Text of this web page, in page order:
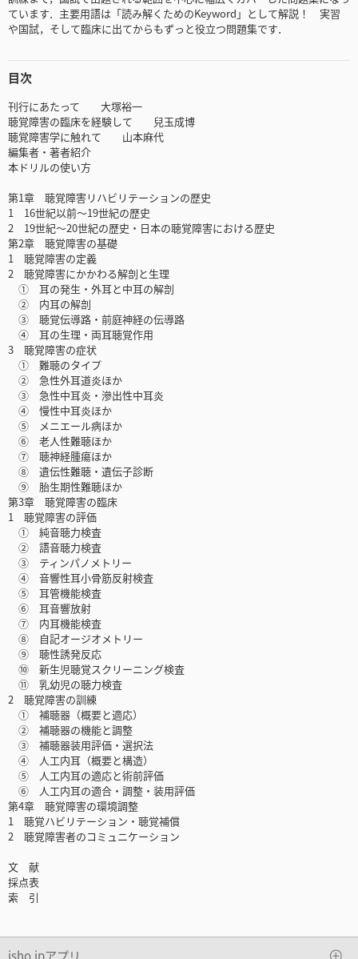
ています．主要用語は「読み解くためのKeyword」として解説！ 実習
や国試，そして臨床に出てからもずっと役立つ問題集です．
目次
刊行にあたって 大塚裕一
聴覚障害の臨床を経験して 兒玉成博
聴覚障害学に触れて 山本麻代
編集者・著者紹介
本ドリルの使い方
第1章 聴覚障害リハビリテーションの歴史
1 16世紀以前～19世紀の歴史
2 19世紀～20世紀の歴史・日本の聴覚障害における歴史
第2章 聴覚障害の基礎
1 聴覚障害の定義
2 聴覚障害にかかわる解剖と生理
① 耳の発生・外耳と中耳の解剖
② 内耳の解剖
③ 聴覚伝導路・前庭神経の伝導路
④ 耳の生理・両耳聴覚作用
3 聴覚障害の症状
① 難聴のタイプ
② 急性外耳道炎ほか
③ 急性中耳炎・滲出性中耳炎
④ 慢性中耳炎ほか
⑤ メニエール病ほか
⑥ 老人性難聴ほか
⑦ 聴神経腫瘍ほか
⑧ 遺伝性難聴・遺伝子診断
⑨ 胎生期性難聴ほか
第3章 聴覚障害の臨床
1 聴覚障害の評価
① 純音聴力検査
② 語音聴力検査
③ ティンパノメトリー
④ 音響性耳小骨筋反射検査
⑤ 耳管機能検査
⑥ 耳音響放射
⑦ 内耳機能検査
⑧ 自記オージオメトリー
⑨ 聴性誘発反応
⑩ 新生児聴覚スクリーニング検査
⑪ 乳幼児の聴力検査
2 聴覚障害の訓練
① 補聴器（概要と適応）
② 補聴器の機能と調整
③ 補聴器装用評価・選択法
④ 人工内耳（概要と構造）
⑤ 人工内耳の適応と術前評価
⑥ 人工内耳の適合・調整・装用評価
第4章 聴覚障害の環境調整
1 聴覚ハビリテーション・聴覚補償
2 聴覚障害者のコミュニケーション
文 献
採点表
索 引
isho.jpアプリ